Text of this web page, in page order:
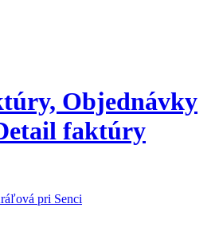
Objednávky
faktúry